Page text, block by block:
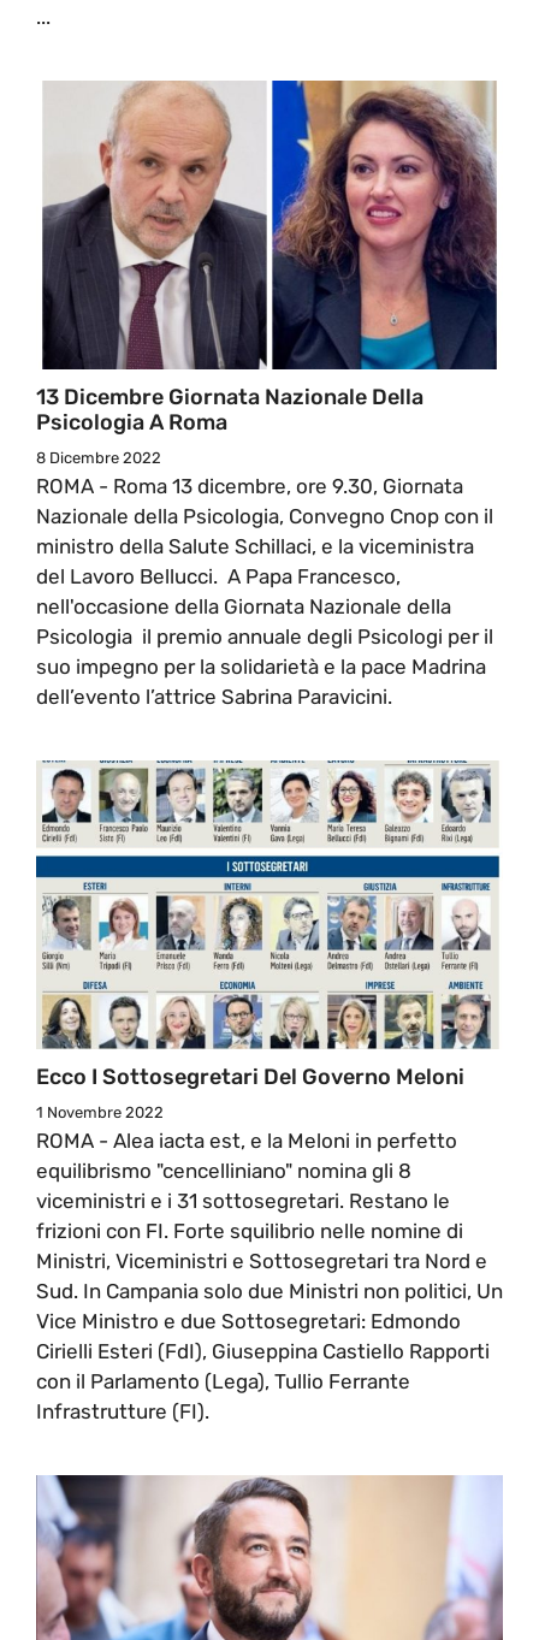
...
13 Dicembre Giornata Nazionale Della
Psicologia A Roma
8 Dicembre 2022
ROMA - Roma 13 dicembre, ore 9.30, Giornata
Nazionale della Psicologia, Convegno Cnop con il
ministro della Salute Schillaci, e la viceministra
del Lavoro Bellucci. A Papa Francesco,
nell'occasione della Giornata Nazionale della
Psicologia il premio annuale degli Psicologi per il
suo impegno per la solidarietà e la pace Madrina
dell’evento l’attrice Sabrina Paravicini.
Ecco I Sottosegretari Del Governo Meloni
1 Novembre 2022
ROMA - Alea iacta est, e la Meloni in perfetto
equilibrismo "cencelliniano" nomina gli 8
viceministri e i 31 sottosegretari. Restano le
frizioni con FI. Forte squilibrio nelle nomine di
Ministri, Viceministri e Sottosegretari tra Nord e
Sud. In Campania solo due Ministri non politici, Un
Vice Ministro e due Sottosegretari: Edmondo
Cirielli Esteri (FdI), Giuseppina Castiello Rapporti
con il Parlamento (Lega), Tullio Ferrante
Infrastrutture (FI).